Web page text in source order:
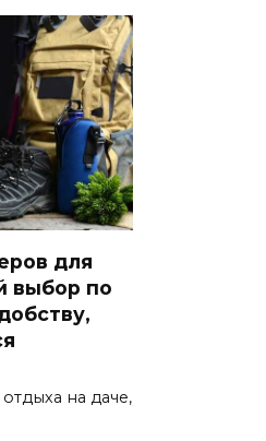
для
выбор по
на даче,